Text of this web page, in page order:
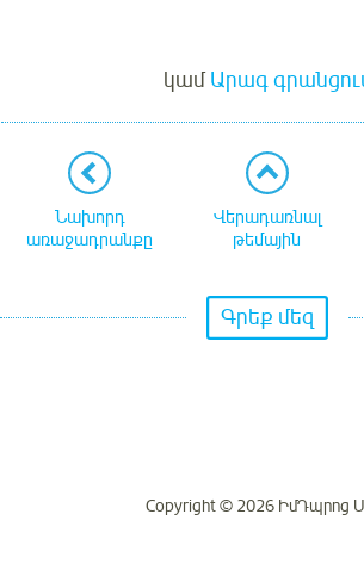
կամԱրագ
Նախորդ
առաջադրանքը
Վերադառնալ
թեմային
Գրեք մեզ
Copyright © 2026 ԻմԴպրոց